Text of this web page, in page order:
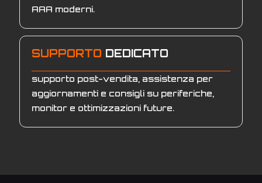
AAA moderni.
SUPPORTO DEDICATO
supporto post-vendita, assistenza per
aggiornamenti e consigli su periferiche,
monitor e ottimizzazioni future.